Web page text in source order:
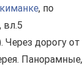
, по
вл.5
дорогу от
Панорамные,